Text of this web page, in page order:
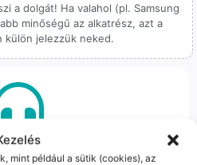
mint például a sütik (cookies), az
a dolgát! Ha valahol (pl. Samsung
minőségű az alkatrész, azt a
külön jelezzük neked.